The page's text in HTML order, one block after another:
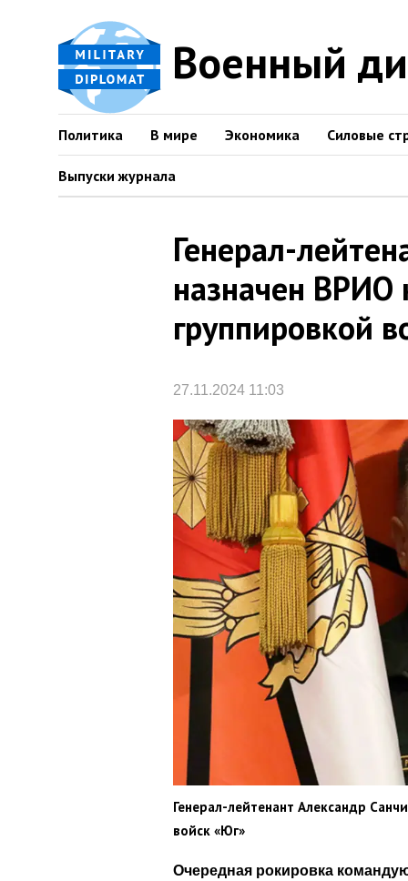
Военный
Политика В мире Экономика Силовые
Выпуски журнала
Генерал-
назначен
группировкой
27.11.2024 11:03
Генерал-лейтенант Александр
войск «Юг»
Очередная рокировка